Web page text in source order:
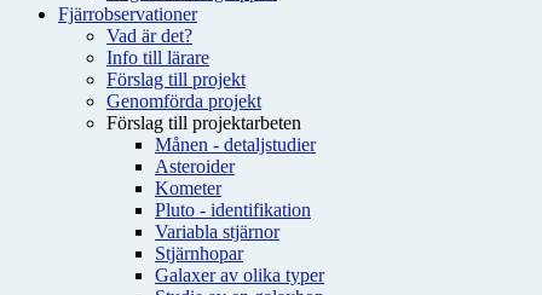
Fjärrobservationer
Vad är det?
Info till lärare
Förslag till projekt
Genomförda projekt
Förslag till projektarbeten
Månen - detaljstudier
Asteroider
Kometer
Pluto - identifikation
Variabla stjärnor
Stjärnhopar
Galaxer av olika typer